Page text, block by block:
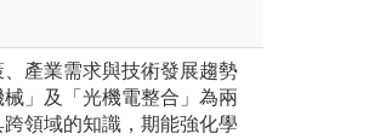
產業需求與技術發展趨勢
」及「光機電整合」為兩
領域的知識，期能強化學